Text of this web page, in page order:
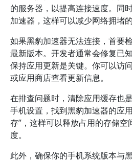
的服务器，以提高连接速度。同
加速器，这样可以减少网络拥堵的
如果黑豹加速器无法连接，首要
最新版本。开发者通常会修复已
保持应用更新是关键。你可以访
或应用商店查看更新信息。
在排查问题时，清除应用缓存也
手机设置，找到黑豹加速器的应
存”，这样可以释放占用的存储
度。
此外，确保你的手机系统版本与